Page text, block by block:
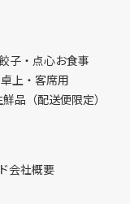
子・点心お食事
上・客席用
鮮品（配送便限定）
会社概要